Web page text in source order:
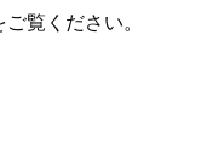
ご覧ください。